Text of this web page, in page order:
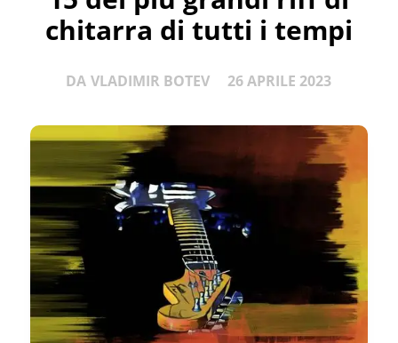
chitarra di tutti i tempi
DA VLADIMIR BOTEV 26 APRILE 2023